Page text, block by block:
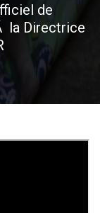
de
la Directrice